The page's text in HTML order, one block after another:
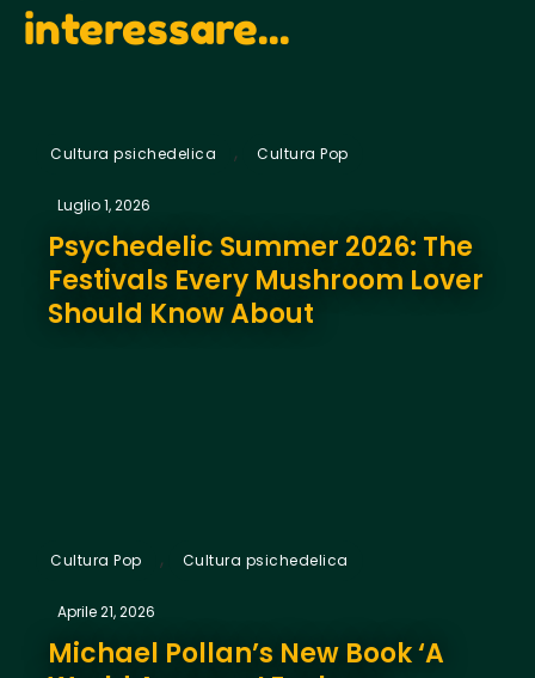
interessare...
Cultura psichedelica , Cultura Pop
Luglio 1, 2026
Psychedelic Summer 2026: The
Festivals Every Mushroom Lover
Should Know About
Cultura Pop , Cultura psichedelica
Aprile 21, 2026
Michael Pollan’s New Book ‘A